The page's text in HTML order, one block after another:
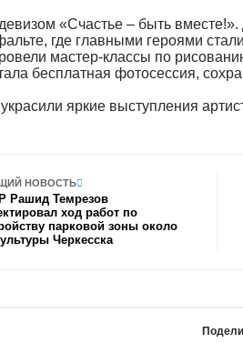
«Счастье – быть
где главными героями
мастер-классы по
бесплатная фотосессия,
яркие выступления
НОВОСТЬ
Рашид Темрезов
ход работ по
парковой зоны около
Черкесска